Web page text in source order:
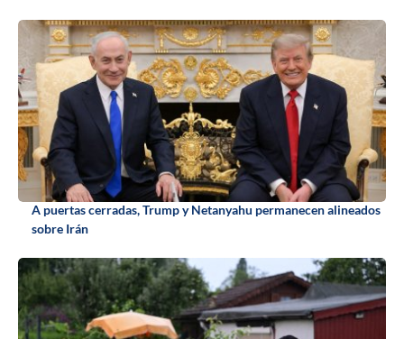
A puertas cerradas, Trump y Netanyahu permanecen alineados
sobre Irán